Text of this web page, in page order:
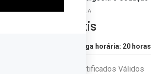
MATRÍCULA
Grátis
Carga horária: 20 horas
Certificados Válidos